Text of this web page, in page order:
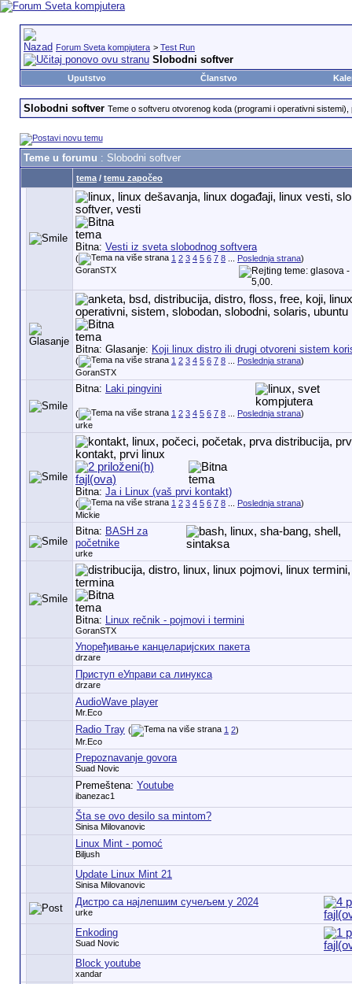
Forum Sveta kompjutera > Test Run
Slobodni softver
Uputstvo Članstvo
Slobodni softver Teme o softveru otvorenog koda (programi i operativni sistemi),
Teme u forumu : Slobodni softver
tema/ temu započeo
Bitna: Vesti iz sveta slobodnog softvera
( 1 2 3 4 5 6 7 8... Poslednja strana)
GoranSTX
Bitna: Glasanje: Koji linux distro ili drugi otvoreni sistem
( 1 2 3 4 5 6 7 8... Poslednja strana)
GoranSTX
Bitna: Laki pingvini
( 1 2 3 4 5 6 7 8... Poslednja strana)
urke
Bitna: Ja i Linux (vaš prvi kontakt)
( 1 2 3 4 5 6 7 8... Poslednja strana)
Mickie
Bitna: BASH za
početnike
urke
Bitna: Linux rečnik - pojmovi i termini
GoranSTX
Упоређивање канцеларијских пакета
drzare
Приступ еУправи са линукса
drzare
AudioWave player
Mr.Eco
Radio Tray ( 1 2)
Mr.Eco
Prepoznavanje govora
Suad Novic
Premeštena: Youtube
ibanezac1
Šta se ovo desilo sa mintom?
Sinisa Milovanovic
Linux Mint - pomoć
Biljush
Update Linux Mint 21
Sinisa Milovanovic
Дистро са најлепшим сучељем у 2024
urke
Enkoding
Suad Novic
Block youtube
xandar